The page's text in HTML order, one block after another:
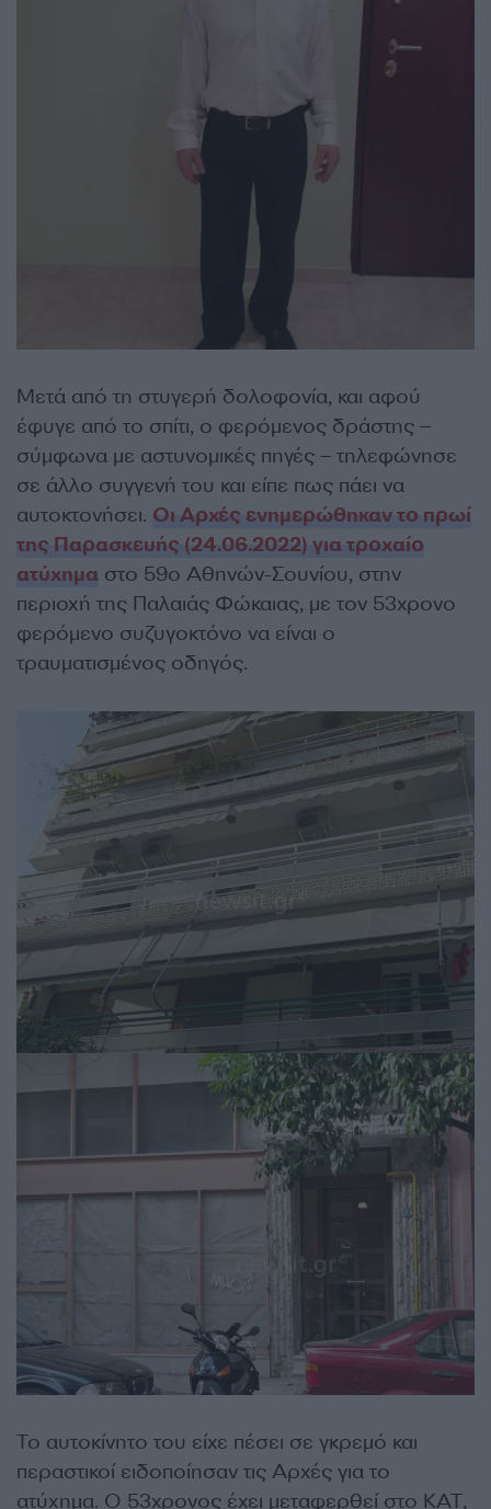
Μετά από τη στυγερή δολοφονία, και αφού
έφυγε από το σπίτι, ο φερόμενος δράστης –
σύμφωνα με αστυνομικές πηγές – τηλεφώνησε
σε άλλο συγγενή του και είπε πως πάει να
αυτοκτονήσει. Οι Αρχές ενημερώθηκαν το πρωί
της Παρασκευής (24.06.2022) για τροχαίο
ατύχημα στο 59ο Αθηνών-Σουνίου, στην
περιοχή της Παλαιάς Φώκαιας, με τον 53χρονο
φερόμενο συζυγοκτόνο να είναι ο
τραυματισμένος οδηγός.
Το αυτοκίνητο του είχε πέσει σε γκρεμό και
περαστικοί ειδοποίησαν τις Αρχές για το
ατύχημα. Ο 53χρονος έχει μεταφερθεί στο ΚΑΤ,